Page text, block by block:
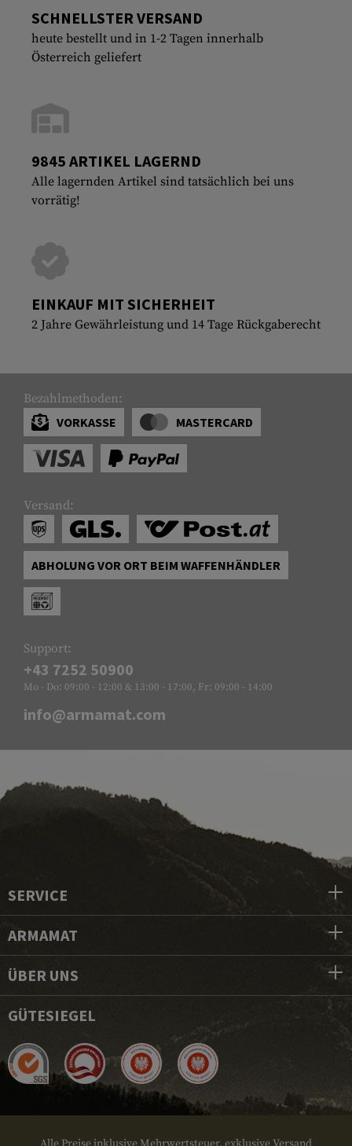
SCHNELLSTER VERSAND
heute bestellt und in 1-2 Tagen innerhalb
Österreich geliefert
9845 ARTIKEL LAGERND
Alle lagernden Artikel sind tatsächlich bei uns
vorrätig!
EINKAUF MIT SICHERHEIT
2 Jahre Gewährleistung und 14 Tage Rückgaberecht
Bezahlmethoden:
VORKASSE
MASTERCARD
Versand:
ABHOLUNG VOR ORT BEIM WAFFENHÄNDLER
Support:
+43 7252 50900
Mo - Do: 09:00 - 12:00 & 13:00 - 17:00, Fr: 09:00 - 14:00
info@armamat.com
SERVICE
ARMAMAT
ÜBER UNS
GÜTESIEGEL